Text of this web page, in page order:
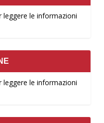
leggere le informazioni
leggere le informazioni